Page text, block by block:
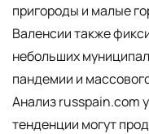
пригороды и малые
Валенсии также
небольших
пандемии и
Анализ russpain.com
тенденции могут